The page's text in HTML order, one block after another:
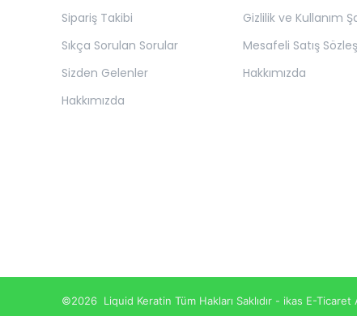
Sipariş Takibi
Sıkça Sorulan Sorular
Sizden Gelenler
Hakkımızda
Gizlilik ve Kullanım
Mesafeli Satış
Hakkımızda
©2026 Liquid Keratin Tüm Hakları Saklıdır - ikas E-Ticaret